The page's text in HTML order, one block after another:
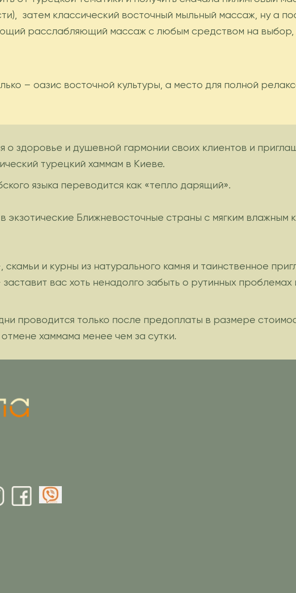
затем классический восточный мыльный массаж, ну а
расслабляющий массаж с любым средством на выбор,
– оазис восточной культуры, а место для полной
о здоровье и душевной гармонии своих клиентов и
турецкий хаммам в Киеве.
языка переводится как «тепло дарящий».
Ближневосточные страны с мягким влажным
и курны из натурального камня и таинственное
вас хоть ненадолго забыть о рутинных проблемах
проводится только после предоплаты в размере
хаммама менее чем за сутки.